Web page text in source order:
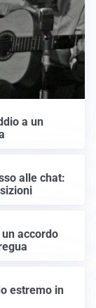
a un
alle chat:
accordo
estremo in